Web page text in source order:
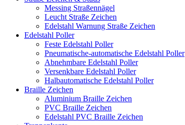
Messing Straßennägel
Leucht Straße Zeichen
Edelstahl Warnung Straße Zeichen
Edelstahl Poller
Feste Edelstahl Poller
Pneumatische-automatische Edelstahl Poller
Abnehmbare Edelstahl Poller
Versenkbare Edelstahl Poller
Halbautomatische Edelstahl Poller
Braille Zeichen
Aluminium Braille Zeichen
PVC Braille Zeichen
Edelstahl PVC Braille Zeichen